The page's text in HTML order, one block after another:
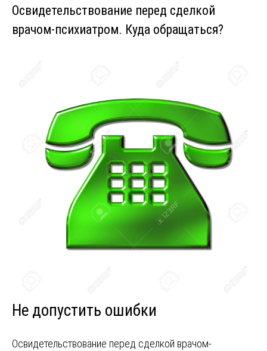
Освидетельствование перед сделкой
врачом-психиатром. Куда обращаться?
Не допустить ошибки
Освидетельствование перед сделкой врачом-